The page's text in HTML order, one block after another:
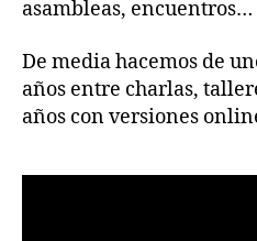
asambleas, encuentros…
De media hacemos de
años entre charlas,
años con versiones